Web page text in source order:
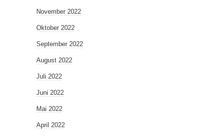
November 2022
Oktober 2022
September 2022
August 2022
Juli 2022
Juni 2022
Mai 2022
April 2022